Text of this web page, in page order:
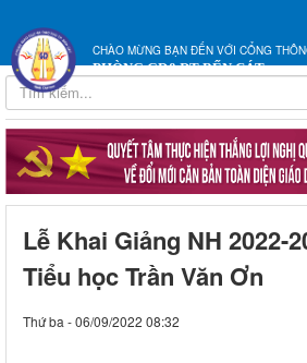
CHÀO MỪNG BẠN ĐẾN VỚI CỔNG
PHÒNG GD&ĐT BẾN CÁT
Lễ Khai Giảng NH 2022-
Tiểu học Trần Văn Ơn
Thứ ba - 06/09/2022 08:32